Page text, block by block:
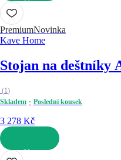
DO KOŠÍKU
PremiumNovinka
Kave Home
Stojan na deštníky
(1)
Skladem
Poslední kousek
3 278 Kč
DO KOŠÍKU